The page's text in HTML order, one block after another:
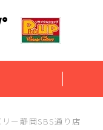
リー静岡SBS通り店